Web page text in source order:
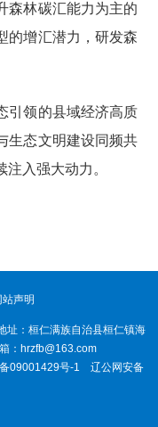
森林碳汇能力为主的
的增汇潜力，研发森
引领的县域经济高质
生态文明建设同频共
入强大动力。
站声明
：桓仁满族自治县桓仁镇海
hrzfb@163.com
09001429号-1
辽公网安备